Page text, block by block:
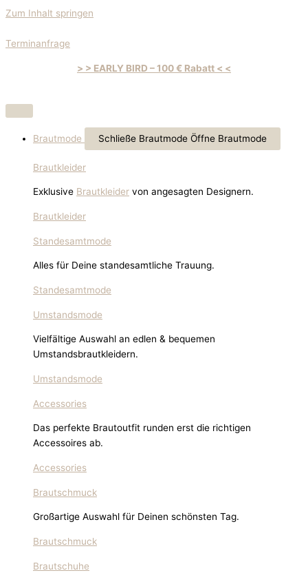
Zum Inhalt springen
Terminanfrage
> > EARLY BIRD – 100 € Rabatt < <
Brautmode Schließe Brautmode Öffne Brautmode
Brautkleider
Exklusive Brautkleider von angesagten Designern.
Brautkleider
Standesamtmode
Alles für Deine standesamtliche Trauung.
Standesamtmode
Umstandsmode
Vielfältige Auswahl an edlen & bequemen
Umstandsbrautkleidern.
Umstandsmode
Accessories
Das perfekte Brautoutfit runden erst die richtigen
Accessoires ab.
Accessories
Brautschmuck
Großartige Auswahl für Deinen schönsten Tag.
Brautschmuck
Brautschuhe